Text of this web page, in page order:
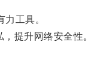
工具。
提升网络安全性。